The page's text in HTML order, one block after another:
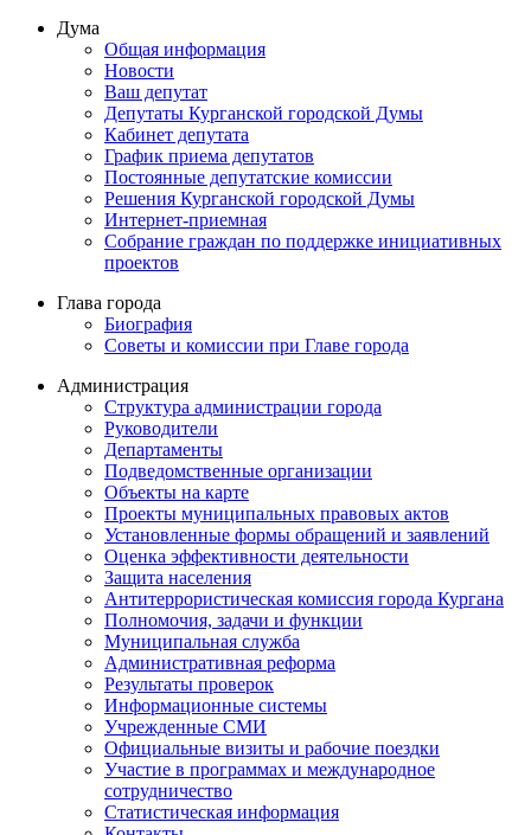
Дума
Общая информация
Новости
Ваш депутат
Депутаты Курганской городской Думы
Кабинет депутата
График приема депутатов
Постоянные депутатские комиссии
Решения Курганской городской Думы
Интернет-приемная
Собрание граждан по поддержке инициативных
проектов
Глава города
Биография
Советы и комиссии при Главе города
Администрация
Структура администрации города
Руководители
Департаменты
Подведомственные организации
Объекты на карте
Проекты муниципальных правовых актов
Установленные формы обращений и заявлений
Оценка эффективности деятельности
Защита населения
Антитеррористическая комиссия города Кургана
Полномочия, задачи и функции
Муниципальная служба
Административная реформа
Результаты проверок
Информационные системы
Учрежденные СМИ
Официальные визиты и рабочие поездки
Участие в программах и международное
сотрудничество
Статистическая информация